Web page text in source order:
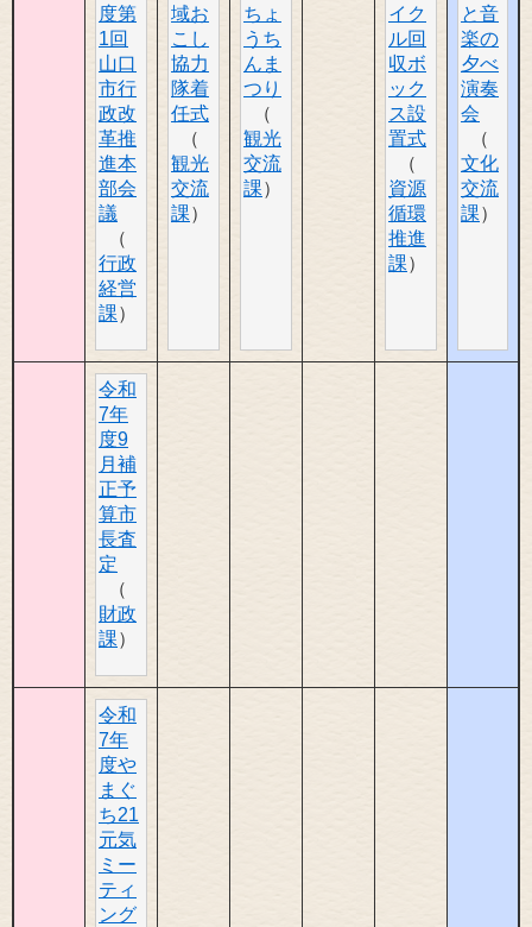
度第
1回
山口
市行
政改
革推
進本
部会
議
行政
経営
課
域お
こし
協力
隊着
任式
観光
交流
課
ちょ
うち
んま
つり
観光
交流
課
イク
ル回
収ボ
ック
ス設
置式
資源
循環
推進
課
と音
楽の
夕べ
演奏
会
文化
交流
課
令和
7年
度9
月補
正予
算市
長査
定
財政
課
令和
7年
度や
まぐ
ち21
元気
ミー
ティ
ング